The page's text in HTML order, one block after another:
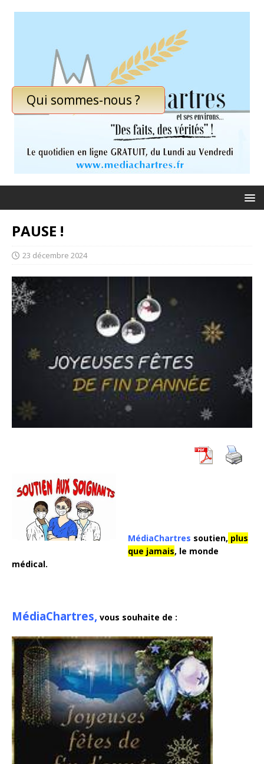
Qui sommes-nous ?
PAUSE !
23 décembre 2024
MédiaChartres soutien, plus
que jamais, le monde
médical.
MédiaChartres, vous souhaite de :